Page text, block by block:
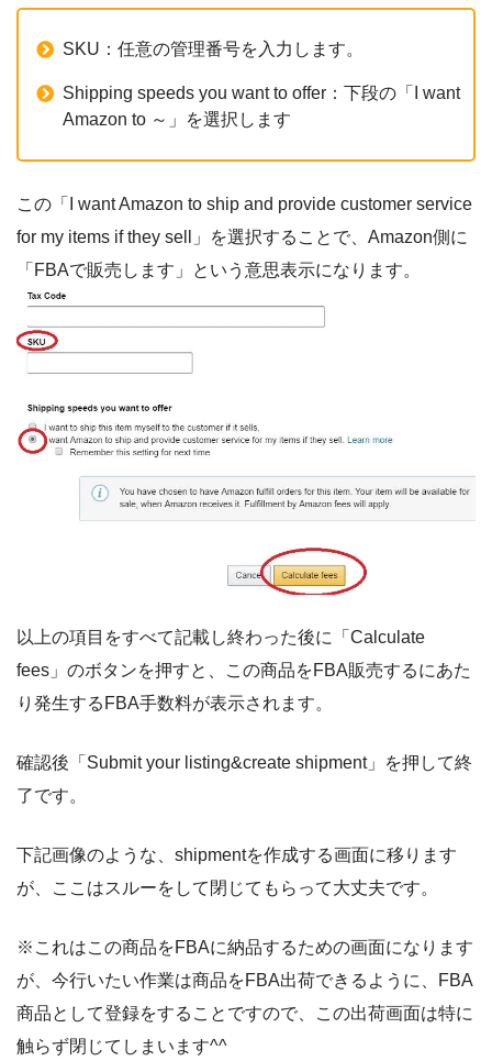
SKU：任意の管理番号を入力します。
Shipping speeds you want to offer：下段の「I want
Amazon to ～」を選択します
この「I want Amazon to ship and provide customer service
for my items if they sell」を選択することで、Amazon側に
「FBAで販売します」という意思表示になります。
以上の項目をすべて記載し終わった後に「Calculate
fees」のボタンを押すと、この商品をFBA販売するにあた
り発生するFBA手数料が表示されます。
確認後「Submit your listing&create shipment」を押して終
了です。
下記画像のような、shipmentを作成する画面に移ります
が、ここはスルーをして閉じてもらって大丈夫です。
※これはこの商品をFBAに納品するための画面になります
が、今行いたい作業は商品をFBA出荷できるように、FBA
商品として登録をすることですので、この出荷画面は特に
触らず閉じてしまいます^^